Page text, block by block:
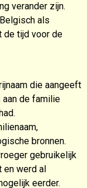
verander zijn.
als
de tijd voor de
die aangeeft
de familie
bronnen.
gebruikelijk
en werd al
eerder.